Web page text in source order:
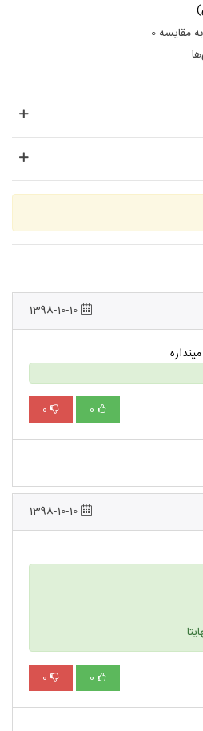
مقایسه0
0
0
0
0